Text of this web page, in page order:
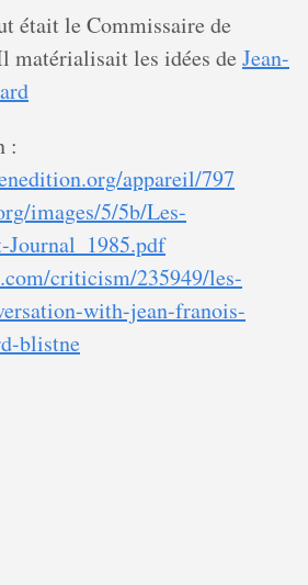
était le Commissaire de
matérialisait les idées de Jean-
:
appareil/797
images/5/5b/Les-
criticism/235949/les-
with-jean-franois-
blistne